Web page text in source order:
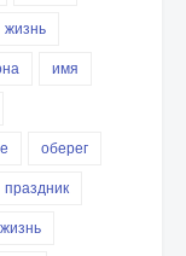
жизнь
имя
оберег
праздник